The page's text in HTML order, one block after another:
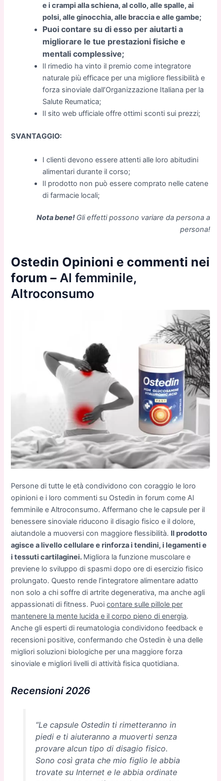
e i crampi alla schiena, al collo, alle spalle, ai
polsi, alle ginocchia, alle braccia e alle gambe;
Puoi contare su di esso per aiutarti a
migliorare le tue prestazioni fisiche e
mentali complessive;
Il rimedio ha vinto il premio come integratore
naturale più efficace per una migliore flessibilità e
forza sinoviale dall’Organizzazione Italiana per la
Salute Reumatica;
Il sito web ufficiale offre ottimi sconti sui prezzi;
SVANTAGGIO:
I clienti devono essere attenti alle loro abitudini
alimentari durante il corso;
Il prodotto non può essere comprato nelle catene
di farmacie locali;
Nota bene! Gli effetti possono variare da persona a
persona!
Ostedin Opinioni e commenti nei
forum – Al femminile,
Altroconsumo
Persone di tutte le età condividono con coraggio le loro
opinioni e i loro commenti su Ostedin in forum come Al
femminile e Altroconsumo. Affermano che le capsule per il
benessere sinoviale riducono il disagio fisico e il dolore,
aiutandole a muoversi con maggiore flessibilità. Il prodotto
agisce a livello cellulare e rinforza i tendini, i legamenti e
i tessuti cartilaginei. Migliora la funzione muscolare e
previene lo sviluppo di spasmi dopo ore di esercizio fisico
prolungato. Questo rende l’integratore alimentare adatto
non solo a chi soffre di artrite degenerativa, ma anche agli
appassionati di fitness. Puoicontare sulle pillole per
mantenere la mente lucida e il corpo pieno di energia.
Anche gli esperti di reumatologia condividono feedback e
recensioni positive, confermando che Ostedin è una delle
migliori soluzioni biologiche per una maggiore forza
sinoviale e migliori livelli di attività fisica quotidiana.
Recensioni 2026
“Le capsule Ostedin ti rimetteranno in
piedi e ti aiuteranno a muoverti senza
provare alcun tipo di disagio fisico.
Sono così grata che mio figlio le abbia
trovate su Internet e le abbia ordinate